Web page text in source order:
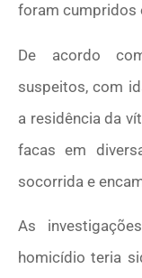
foram cumpridos
De acordo
suspeitos, com
a residência da
facas em
socorrida e
As
homicídio teria